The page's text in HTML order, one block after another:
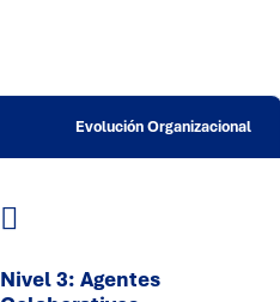
Evolución Organizacional
Nivel 3: Agentes